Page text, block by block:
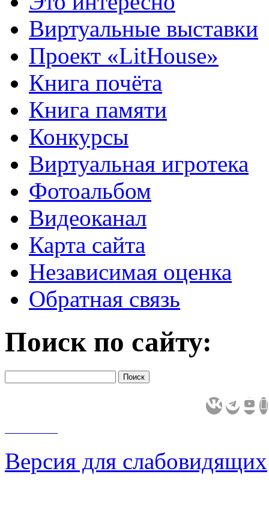
Виртуальные выставки
Проект «LitHouse»
Книга почёта
Книга памяти
Конкурсы
Виртуальная игротека
Фотоальбом
Видеоканал
Карта сайта
Независимая оценка
Обратная связь
Поиск по сайту:
Версия для слабовидящих